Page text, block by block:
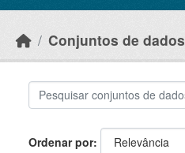
Conjuntos de dados
Ordenar por